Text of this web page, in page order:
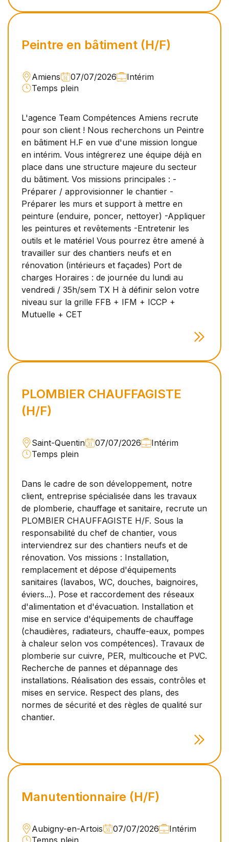
Peintre en bâtiment (H/F)
Amiens 07/07/2026
Intérim
Temps plein
L'agence Team Compétences Amiens recrute
pour son client ! Nous recherchons un Peintre
en bâtiment H.F en vue d'une mission longue
en intérim. Vous intégrerez une équipe déjà en
place dans une structure majeure du secteur
du bâtiment. Vos missions principales : -
Préparer / approvisionner le chantier -
Préparer les murs et support à mettre en
peinture (enduire, poncer, nettoyer) -Appliquer
les peintures et revêtements -Entretenir les
outils et le matériel Vous pourrez être amené à
travailler sur des chantiers neufs et en
rénovation (intérieurs et façades) Port de
charges Horaires : de journée du lundi au
vendredi / 35h/sem TX H à définir selon votre
niveau sur la grille FFB + IFM + ICCP +
Mutuelle + CET
PLOMBIER CHAUFFAGISTE
(H/F)
Saint-Quentin 07/07/2026
Intérim
Temps plein
Dans le cadre de son développement, notre
client, entreprise spécialisée dans les travaux
de plomberie, chauffage et sanitaire, recrute un
PLOMBIER CHAUFFAGISTE H/F. Sous la
responsabilité du chef de chantier, vous
interviendrez sur des chantiers neufs et de
rénovation. Vos missions : Installation,
remplacement et dépose d'équipements
sanitaires (lavabos, WC, douches, baignoires,
éviers...). Pose et raccordement des réseaux
d'alimentation et d'évacuation. Installation et
mise en service d'équipements de chauffage
(chaudières, radiateurs, chauffe-eaux, pompes
à chaleur selon vos compétences). Travaux de
plomberie sur cuivre, PER, multicouche et PVC.
Recherche de pannes et dépannage des
installations. Réalisation des essais, contrôles et
mises en service. Respect des plans, des
normes de sécurité et des règles de qualité sur
chantier.
Manutentionnaire (H/F)
Aubigny-en-Artois 07/07/2026
Intérim